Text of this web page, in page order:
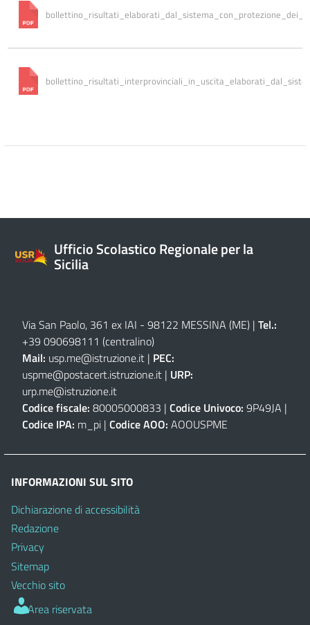
Ufficio Scolastico Regionale per la
Sicilia
Via San Paolo, 361 ex IAI - 98122 MESSINA (ME) | Tel.:
+39 090698111 (centralino)
Mail: usp.me@istruzione.it | PEC:
uspme@postacert.istruzione.it | URP:
urp.me@istruzione.it
Codice fiscale: 80005000833 | Codice Univoco: 9P49JA |
Codice IPA: m_pi | Codice AOO: AOOUSPME
INFORMAZIONI SUL SITO
Dichiarazione di accessibilità
Redazione
Privacy
Sitemap
Vecchio sito
Area riservata